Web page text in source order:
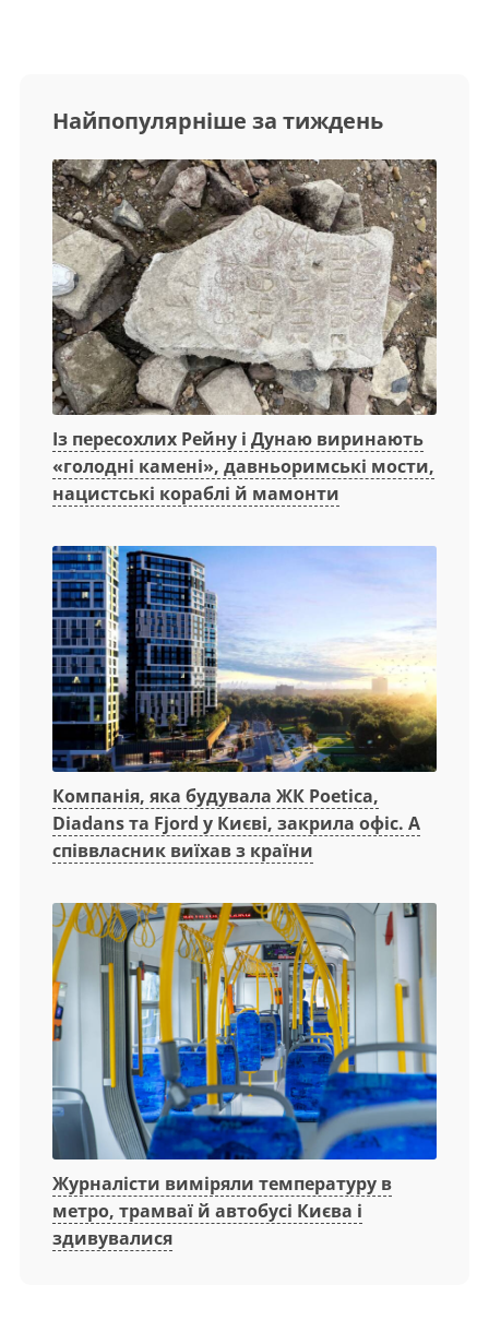
Найпопулярніше за тиждень
Із пересохлих Рейну і Дунаю виринають
«голодні камені», давньоримські мости,
нацистські кораблі й мамонти
Компанія, яка будувала ЖК Poetica,
Diadans та Fjord у Києві, закрила офіс. А
співвласник виїхав з країни
Журналісти виміряли температуру в
метро, трамваї й автобусі Києва і
здивувалися